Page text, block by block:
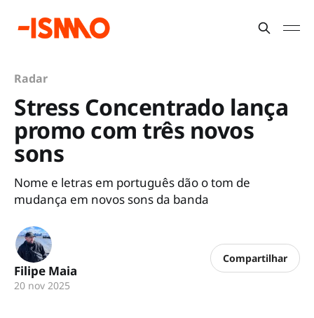
Radar
Stress Concentrado lança
promo com três novos
sons
Nome e letras em português dão o tom de
mudança em novos sons da banda
Filipe Maia
20 nov 2025
Compartilhar